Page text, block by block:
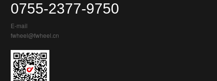
0755-2377-9750
E-mail
fwheel@fwheel.cn